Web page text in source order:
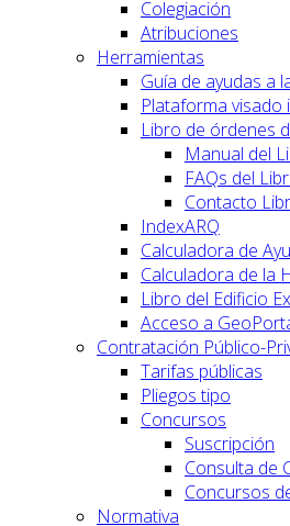
Colegiación
Atribuciones
Herramientas
Guía de ayudas a
Plataforma
Libro de órdenes
Manual del
FAQs del
Contacto
IndexARQ
Calculadora de
Calculadora de la
Libro del Edificio
Acceso a
Contratación Público-
Tarifas públicas
Pliegos tipo
Concursos
Suscripción
Consulta de
Concursos
Normativa